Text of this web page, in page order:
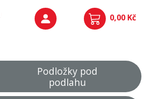
0,00 Kč
Podložky pod
podlahu